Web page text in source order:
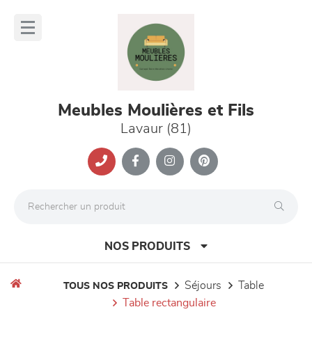
Meubles Moulières et Fils
Lavaur (81)
NOS PRODUITS
TOUS NOS PRODUITS séjours
table
table rectangulaire